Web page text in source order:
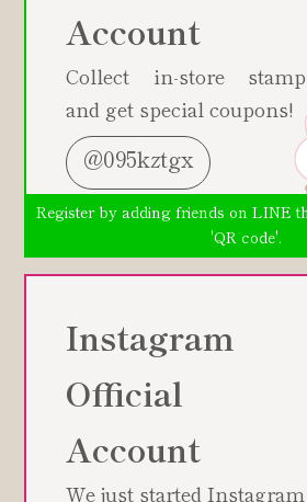
Account
Collect in-store
and get special coupons!
@095kztgx
Register by adding friends on LINE
'QR code'.
Instagram
Official
Account
We just started Instagram